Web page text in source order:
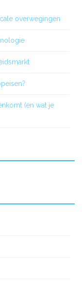
overwegingen
(en wat je